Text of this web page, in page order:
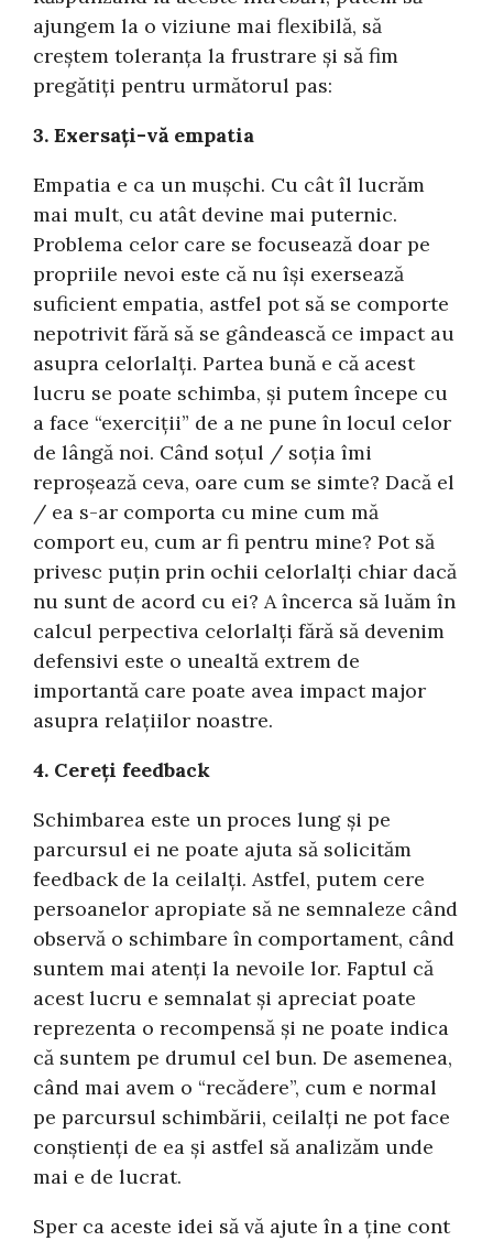
ajungem la o viziune mai flexibilă, să
creștem toleranța la frustrare și să fim
pregătiți pentru următorul pas:
3. Exersați-vă empatia
Empatia e ca un mușchi. Cu cât îl lucrăm
mai mult, cu atât devine mai puternic.
Problema celor care se focusează doar pe
propriile nevoi este că nu își exersează
suficient empatia, astfel pot să se comporte
nepotrivit fără să se gândească ce impact au
asupra celorlalți. Partea bună e că acest
lucru se poate schimba, și putem începe cu
a face “exerciții” de a ne pune în locul celor
de lângă noi. Când soțul / soția îmi
reproșează ceva, oare cum se simte? Dacă el
/ ea s-ar comporta cu mine cum mă
comport eu, cum ar fi pentru mine? Pot să
privesc puțin prin ochii celorlalți chiar dacă
nu sunt de acord cu ei? A încerca să luăm în
calcul perpectiva celorlalți fără să devenim
defensivi este o unealtă extrem de
importantă care poate avea impact major
asupra relațiilor noastre.
4. Cereți feedback
Schimbarea este un proces lung și pe
parcursul ei ne poate ajuta să solicităm
feedback de la ceilalți. Astfel, putem cere
persoanelor apropiate să ne semnaleze când
observă o schimbare în comportament, când
suntem mai atenți la nevoile lor. Faptul că
acest lucru e semnalat și apreciat poate
reprezenta o recompensă și ne poate indica
că suntem pe drumul cel bun. De asemenea,
când mai avem o “recădere”, cum e normal
pe parcursul schimbării, ceilalți ne pot face
conștienți de ea și astfel să analizăm unde
mai e de lucrat.
Sper ca aceste idei să vă ajute în a ține cont